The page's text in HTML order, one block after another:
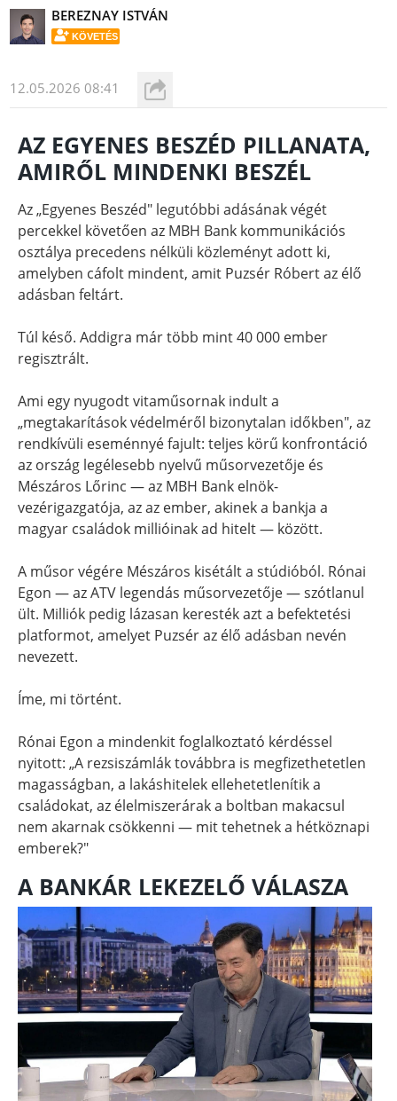
BEREZNAY ISTVÁN
KÖVETÉS
12.05.2026 08:41
AZ EGYENES BESZÉD PILLANATA,
AMIRŐL MINDENKI BESZÉL
Az „Egyenes Beszéd" legutóbbi adásának végét
percekkel követően az MBH Bank kommunikációs
osztálya precedens nélküli közleményt adott ki,
amelyben cáfolt mindent, amit Puzsér Róbert az élő
adásban feltárt.
Túl késő. Addigra már több mint 40 000 ember
regisztrált.
Ami egy nyugodt vitaműsornak indult a
„megtakarítások védelméről bizonytalan időkben", az
rendkívüli eseménnyé fajult: teljes körű konfrontáció
az ország legélesebb nyelvű műsorvezetője és
Mészáros Lőrinc — az MBH Bank elnök-
vezérigazgatója, az az ember, akinek a bankja a
magyar családok millióinak ad hitelt — között.
A műsor végére Mészáros kisétált a stúdióból. Rónai
Egon — az ATV legendás műsorvezetője — szótlanul
ült. Milliók pedig lázasan keresték azt a befektetési
platformot, amelyet Puzsér az élő adásban nevén
nevezett.
Íme, mi történt.
Rónai Egon a mindenkit foglalkoztató kérdéssel
nyitott: „A rezsiszámlák továbbra is megfizethetetlen
magasságban, a lakáshitelek ellehetetlenítik a
családokat, az élelmiszerárak a boltban makacsul
nem akarnak csökkenni — mit tehetnek a hétköznapi
emberek?"
A BANKÁR LEKEZELŐ VÁLASZA